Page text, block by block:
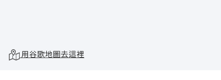
用谷歌地圖去這裡